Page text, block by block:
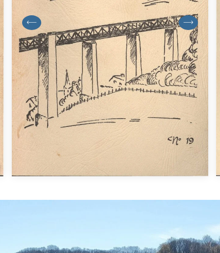
previous next